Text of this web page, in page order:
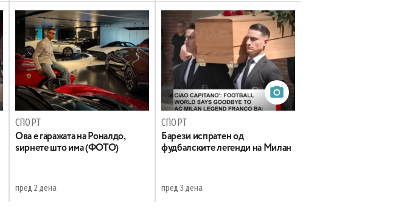
СПОРТ
Ова е гаражата на Роналдо,
ѕирнете што има (ФОТО)
пред 2 дена
СПОРТ
Барези испратен од
фудбалските легенди на Милан
пред 3 дена